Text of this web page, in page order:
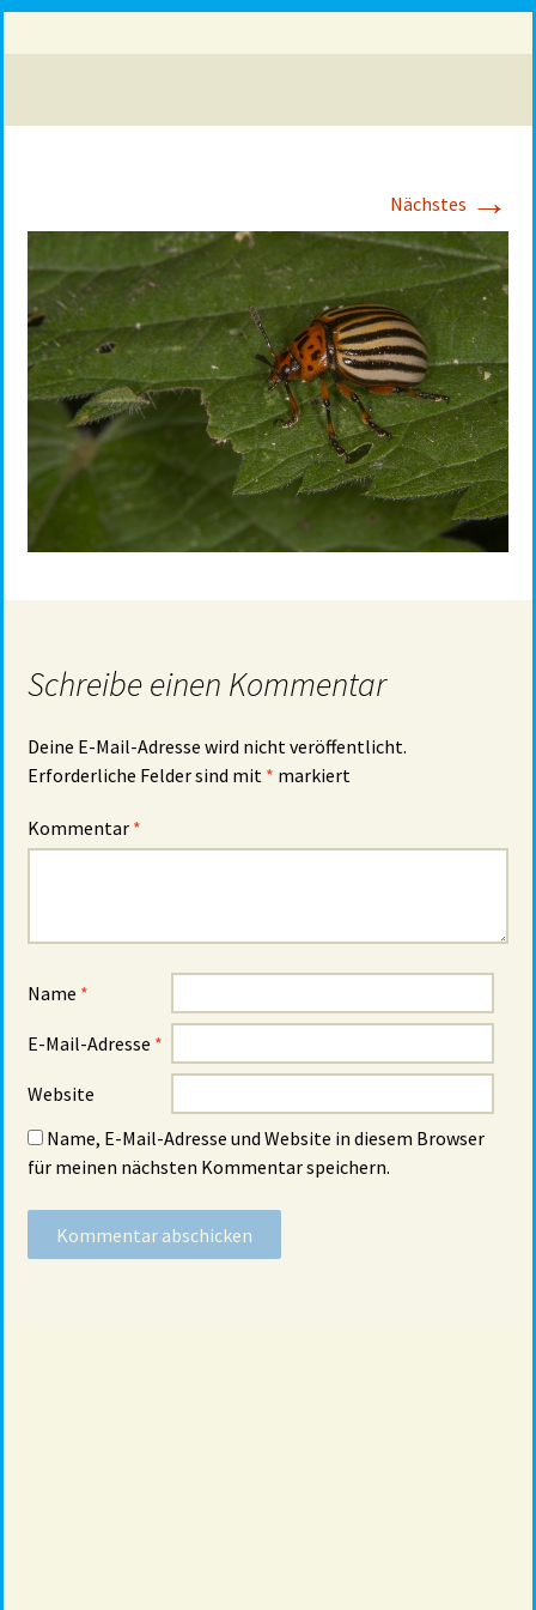
Nächstes →
Schreibe einen Kommentar
Deine E-Mail-Adresse wird nicht veröffentlicht.
Erforderliche Felder sind mit * markiert
Kommentar *
Name *
E-Mail-Adresse *
Website
Name, E-Mail-Adresse und Website in diesem Browser
für meinen nächsten Kommentar speichern.